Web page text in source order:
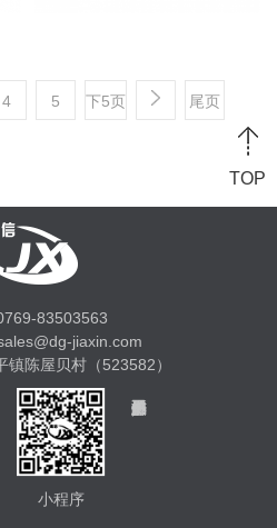
4 5 下5页 尾页
TOP
83503563
jiaxin.com
镇陈屋贝村（523582）
小程序